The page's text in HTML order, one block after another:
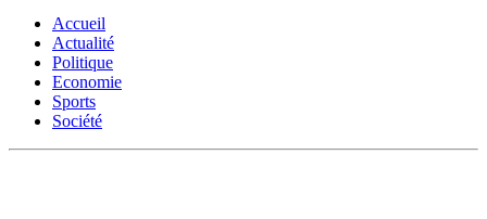
Accueil
Actualité
Politique
Economie
Sports
Société